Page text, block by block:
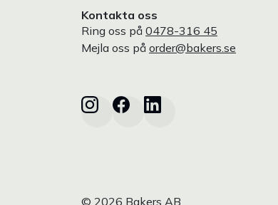
Kontakta oss
Ring oss på 0478-316 45
Mejla oss på order@bakers.se
© 2026 Bakers AB